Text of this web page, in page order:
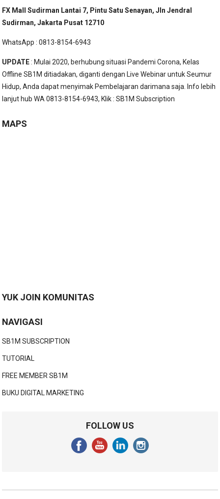
FX Mall Sudirman Lantai 7, Pintu Satu Senayan, Jln Jendral
Sudirman, Jakarta Pusat 12710
WhatsApp : 0813-8154-6943
UPDATE: Mulai 2020, berhubung situasi Pandemi Corona, Kelas
Offline SB1M ditiadakan, diganti dengan Live Webinar untuk Seumur
Hidup, Anda dapat menyimak Pembelajaran darimana saja. Info lebih
lanjut hub WA 0813-8154-6943, Klik :SB1M Subscription
MAPS
YUK JOIN KOMUNITAS
NAVIGASI
SB1M SUBSCRIPTION
TUTORIAL
FREE MEMBER SB1M
BUKU DIGITAL MARKETING
FOLLOW US